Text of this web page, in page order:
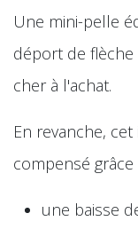
Une mini-pelle
déport de
cher à l'achat.
En revanche,
compensé grâce
une baisse